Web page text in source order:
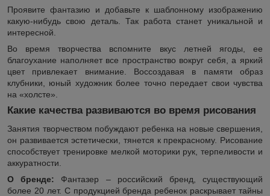
Проявите фантазию и добавьте к шаблонному изображению
какую-нибудь свою деталь. Так работа станет уникальной и
интересной.
Во время творчества вспомните вкус летней ягоды, ее
благоухание наполняет все пространство вокруг себя, а яркий
цвет привлекает внимание. Воссоздавая в памяти образ
клубники, юный художник более точно передает свои чувства
на «холсте».
Какие качества развиваются во время рисования
Занятия творчеством побуждают ребенка на новые свершения,
он развивается эстетически, тянется к прекрасному. Рисование
способствует тренировке мелкой моторики рук, терпеливости и
аккуратности.
О бренде: Фантазер – российский бренд, существующий
более 20 лет. С продукцией бренда ребенок раскрывает тайны